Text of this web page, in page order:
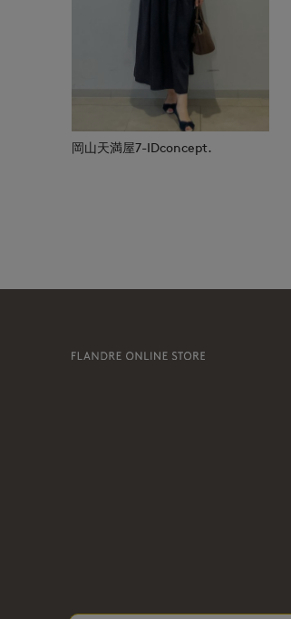
岡山天満屋7-IDconcept.